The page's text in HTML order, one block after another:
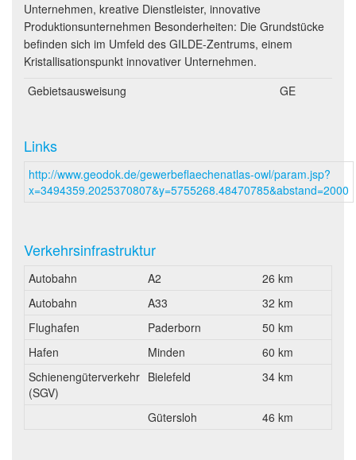
Unternehmen, kreative Dienstleister, innovative
Produktionsunternehmen Besonderheiten: Die Grundstücke
befinden sich im Umfeld des GILDE-Zentrums, einem
Kristallisationspunkt innovativer Unternehmen.
Gebietsausweisung
GE
Links
http://www.geodok.de/gewerbeflaechenatlas-owl/param.jsp?
x=3494359.2025370807&y=5755268.48470785&abstand=2000
Verkehrsinfrastruktur
Autobahn A2
26 km
Autobahn
A33
32 km
Flughafen
Paderborn
50 km
Hafen
Minden
60 km
Schienengüterverkehr
(SGV)
Bielefeld 34 km
Gütersloh 46 km